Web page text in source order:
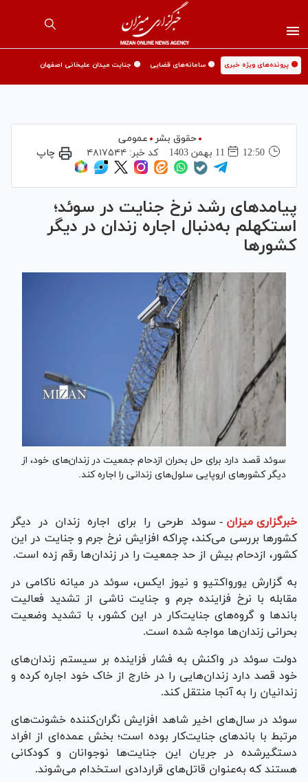
🟡 پرونده‌های ویژه خبری 🟡 سامانه‌های قضایی 🟡 جنایت میدان علیخانی اصفهان
حقوق بشر
عمومی
12:50
11 بهمن 1403 کد خبر: ۴۸۱۷۵۴۴ چاپ
پیامدهای رشد نرخ جنایت در سوئد؛
استکهلم به‌دنبال اجاره زندان در دیگر
کشور‌ها
سوئد قصد دارد برای حل بحران ازدحام جمعیت در زندان‌های خود، از
دیگر کشور‌های اروپایی سلول‌های زندانی را اجاره کند.
خبرگزاری میزان - سوئد طرحی را برای اجاره زندان در دیگر
کشور‌ها بررسی می‌کند، چراکه افزایش نرخ جرم و جنایت در این
کشور، ازدحام بیش از حد جمعیت را در زندان‌ها رقم زده است.
به گزارش یورواکتیو و نیوز ایکس، سوئد در میانه ناکامی در
مقابله با نرخ فزاینده جرم و جنایت ناشی از تشدید فعالیت
باند‌ها و گروه‌های جنایت‌کار در این کشور، با تشدید وضعیت
بحرانی زندان‌ها مواجه شده است.
دولت سوئد در واکنش به فشار فزاینده بر سیستم زندان‌های
خود قصد دارد زندان‌هایی را در خارج از خاک خود اجاره کرده و
زندانیان را به آنجا منتقل کند.
سوئد در سال‌های اخیر شاهد افزایش نگران‌کننده خشونت‌های
مرتبط با باند‌های جنایت‌کار بوده است؛ بخش عمده‌ای از افراد
دستگیرشده در جریان این جنایت‌ها نوجوانان و کودکانی
هستند که به‌عنوان قاتل‌های قراردادی استخدام می‌شوند.